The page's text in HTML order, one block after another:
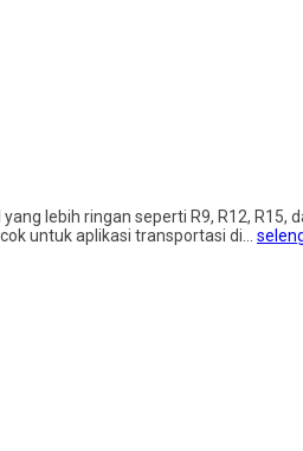
lebih ringan seperti R9, R12, R15,
untuk aplikasi transportasi di…